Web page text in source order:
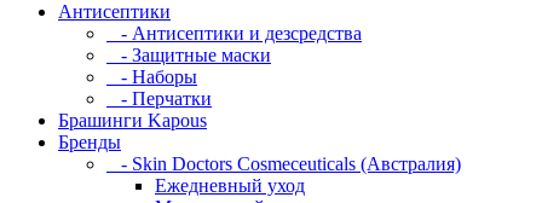
Антисептики
- Антисептики и дезсредства
- Защитные маски
- Наборы
- Перчатки
Брашинги Kapous
Бренды
- Skin Doctors Cosmeceuticals (Австралия)
Ежедневный уход